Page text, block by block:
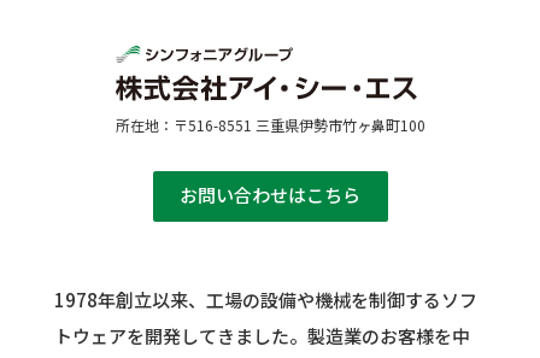
所在地：〒516-8551 三重県伊勢市竹ヶ鼻町100
お問い合わせはこちら
1978年創立以来、工場の設備や機械を制御するソフ
トウェアを開発してきました。 製造業のお客様を中